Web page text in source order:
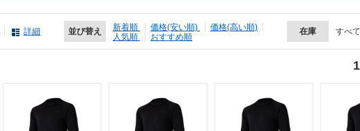
詳細 並び替え 新着順 価格(安い順)
価格(高い順)
人気順
おすすめ順
在庫 すべて